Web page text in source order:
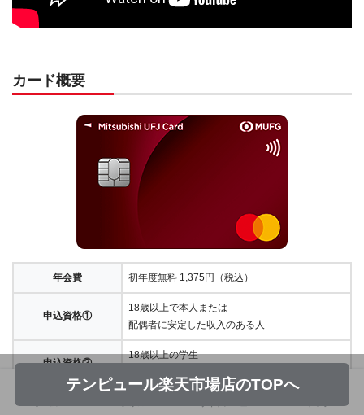
カード概要
年会費 初年度無料 1,375円（税込）
申込資格①
18歳以上で本人または
配偶者に安定した収入のある人
申込資格②
18歳以上の学生
国際ブランド
テンピュール楽天市場店のTOPへ